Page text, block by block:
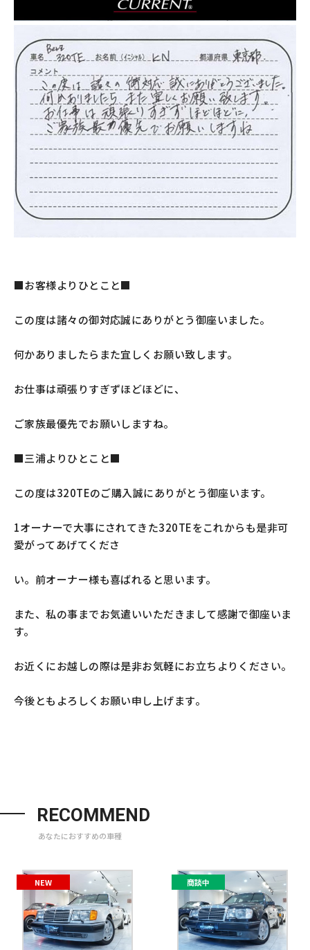
■お客様よりひとこと■
この度は諸々の御対応誠にありがとう御座いました。
何かありましたらまた宜しくお願い致します。
お仕事は頑張りすぎずほどほどに、
ご家族最優先でお願いしますね。
■三浦よりひとこと■
この度は320TEのご購入誠にありがとう御座います。
1オーナーで大事にされてきた320TEをこれからも是非可
愛がってあげてくださ
い。前オーナー様も喜ばれると思います。
また、私の事までお気遣いいただきまして感謝で御座いま
す。
お近くにお越しの際は是非お気軽にお立ちよりください。
今後ともよろしくお願い申し上げます。
RECOMMEND
あなたにおすすめの車種
NEW 商談中